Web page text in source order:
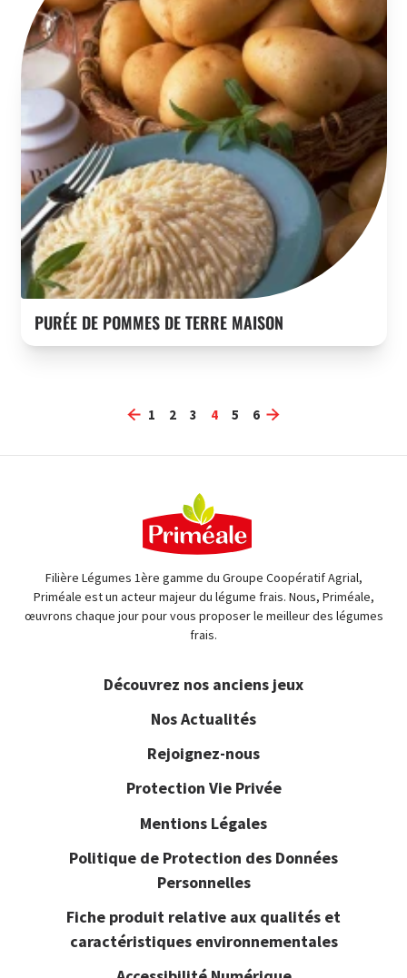
PURÉE DE POMMES DE TERRE MAISON
1 2 3 4 5 6
Filière Légumes 1ère gamme du Groupe Coopératif Agrial,
Priméale est un acteur majeur du légume frais. Nous, Priméale,
œuvrons chaque jour pour vous proposer le meilleur des légumes
frais.
Découvrez nos anciens jeux
Nos Actualités
Rejoignez-nous
Protection Vie Privée
Mentions Légales
Politique de Protection des Données
Personnelles
Fiche produit relative aux qualités et
caractéristiques environnementales